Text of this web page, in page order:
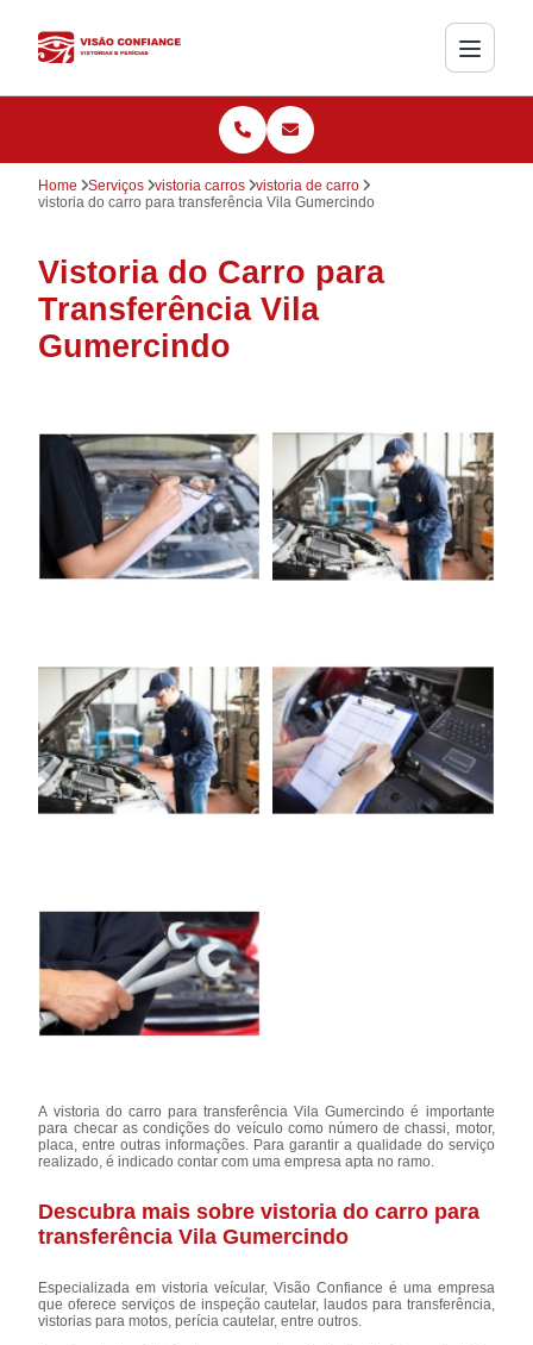
Home Serviços vistoria carros
vistoria de carro
vistoria do carro para transferência Vila Gumercindo
Vistoria do Carro para
Transferência Vila
Gumercindo
A vistoria do carro para transferência Vila Gumercindo é importante
para checar as condições do veículo como número de chassi, motor,
placa, entre outras informações. Para garantir a qualidade do serviço
realizado, é indicado contar com uma empresa apta no ramo.
Descubra mais sobre vistoria do carro para
transferência Vila Gumercindo
Especializada em vistoria veícular, Visão Confiance é uma empresa
que oferece serviços de inspeção cautelar, laudos para transferência,
vistorias para motos, perícia cautelar, entre outros.